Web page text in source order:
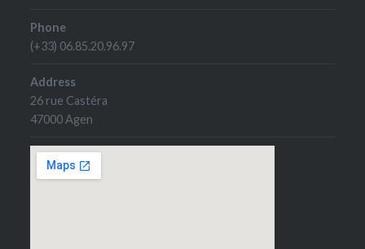
Phone
(+33) 06.85.20.96.97
Address
26 rue Castéra
47000 Agen